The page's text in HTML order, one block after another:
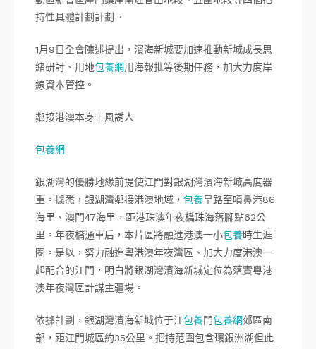
持性具體計劃計劃。
1月9日全會陳述提出，濱海新城要加速推動新城成長思
緒研討、用地包養網用海報批等後期任務，加大力度岸
線資本管控。
鄰接港澳本身上風誘人
包養網
銀湖灣的優勝地緣前提使江門對銀湖灣濱海新城高度器
重。據悉，銀湖灣鄰接港澳地域， 包養旱路至噴鼻港86
海里、澳門47海里，距港珠澳年夜橋珠海落腳點62公
里。年夜橋通車后，本片區將融進港澳一小包養時生涯
圈。是以，努力融進粵港澳年夜灣區、加大力度港澳一
起配合的江門，明白將銀湖灣濱海新城定位為落實粵港
澳年夜灣區計謀主疆場。
依據計劃，銀湖灣濱海新城位于江包養門包養網郊區南
部，距江門城區約35公里。把持范圍包含環銀洲湖但此